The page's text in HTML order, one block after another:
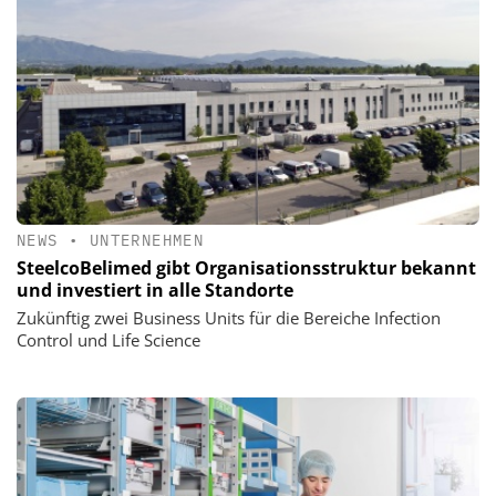
NEWS • UNTERNEHMEN
SteelcoBelimed gibt Organisationsstruktur bekannt
und investiert in alle Standorte
Zukünftig zwei Business Units für die Bereiche Infection
Control und Life Science